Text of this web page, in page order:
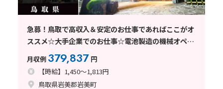
急募！鳥取で高収入＆安定のお仕事であればここがオ
ススメ☆大手企業でのお仕事☆電池製造の機械オペレ
ーター業務/寮費無料/鳥取県岩美町
月収例 379,837 円
【時給】1,450～1,813円
鳥取県岩美郡岩美町